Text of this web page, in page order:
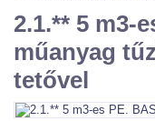
2.1.** 5 m3-
műanyag
tetővel